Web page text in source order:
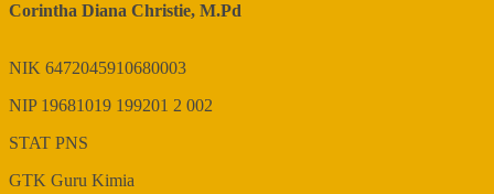
Corintha Diana Christie, M.Pd
NIK 6472045910680003
NIP 19681019 199201 2 002
STAT PNS
GTK Guru Kimia